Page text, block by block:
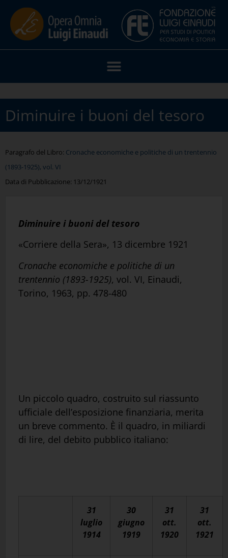
Diminuire i buoni del tesoro
Paragrafo del Libro: Cronache economiche e politiche di un trentennio
(1893-1925), vol. VI
Data di Pubblicazione: 13/12/1921
Diminuire i buoni del tesoro
«Corriere della Sera», 13 dicembre 1921
Cronache economiche e politiche di un
trentennio (1893-1925), vol. VI, Einaudi,
Torino, 1963, pp. 478-480
Un piccolo quadro, costruito sul riassunto
ufficiale dell’esposizione finanziaria, merita
un breve commento. È il quadro, in miliardi
di lire, del debito pubblico italiano:
31
luglio
1914
30
giugno
1919
31
ott.
1920
31
ott.
1921